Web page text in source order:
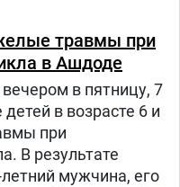
травмы при
в Ашдоде
в пятницу, 7
в возрасте 6 и
при
В результате
мужчина, его